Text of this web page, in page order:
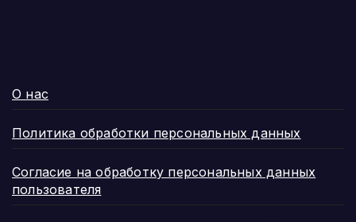
О нас
Политика обработки персональных данных
Согласие на обработку персональных данных
пользователя